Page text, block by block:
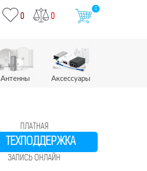
0 0
0
Антенны Аксессуары
ПЛАТНАЯ
ТЕХПОДДЕРЖКА
ЗАПИСЬ ОНЛАЙН